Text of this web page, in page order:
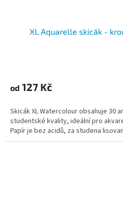
XL Aquarelle skicák -
od 127 Kč
Skicák XL Watercolour obsahuje 30
studentské kvality, ideální pro
Papír je bez acidů, za studena